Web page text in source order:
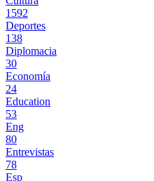
1592
Deportes
138
Diplomacia
30
Economía
24
Education
53
Eng
80
Entrevistas
78
Esp